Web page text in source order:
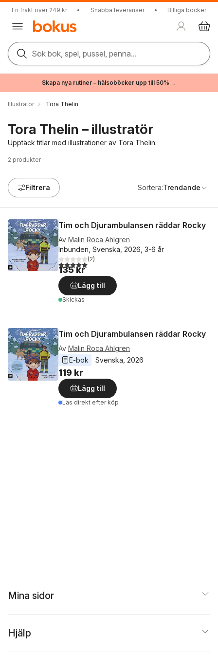
Fri frakt över 249 kr • Snabba leveranser • Billiga böcker
Sök bok, spel, pussel, penna...
Skapa nya rutiner – hälsoböcker upp till 50% →
Illustratör Tora Thelin
Tora Thelin – illustratör
Upptäck titlar med illustrationer av Tora Thelin.
2 produkter
Filtrera Sortera:Trendande
Tim och Djurambulansen räddar Rocky
Av Malin Roca Ahlgren
Inbunden, Svenska, 2026, 3-6 år
5,0utav 5 stjärnor. Totalt antal röster:
(2)
135 kr
Lägg till
Skickas
Tim och Djurambulansen räddar Rocky
Av Malin Roca Ahlgren
E-bok
Svenska 2026
119 kr
Lägg till
Läs direkt efter köp
Mina sidor
Hjälp